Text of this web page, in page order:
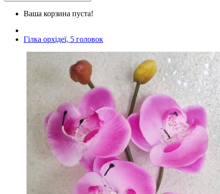
Ваша корзина пуста!
Гілка орхідеї, 5 головок